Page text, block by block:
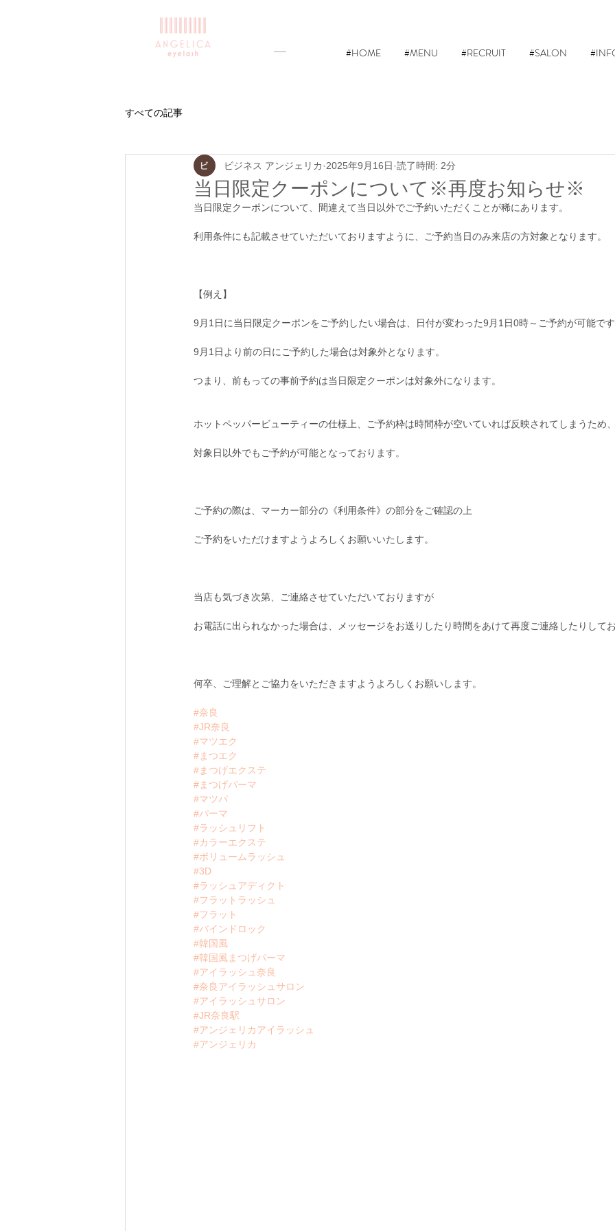
#HOME #MENU #RECRUIT #SALON
すべての記事
当日限定クーポンについて※再度お知らせ※
ビジネス アンジェリカ 2025年9月16日 読了時間: 2分
当日限定クーポンについて、間違えて当日以外でご予約いただくことが稀にあります。
利用条件にも記載させていただいておりますように、ご予約当日のみ来店の方対象となります。
【例え】
9月1日に当日限定クーポンをご予約したい場合は、日付が変わった9月1日0時～ご予約が可能で
9月1日より前の日にご予約した場合は対象外となります。
つまり、前もっての事前予約は当日限定クーポンは対象外になります。
ホットペッパービューティーの仕様上、ご予約枠は時間枠が空いていれば反映されてしまうため
対象日以外でもご予約が可能となっております。
ご予約の際は、マーカー部分の《利用条件》の部分をご確認の上
ご予約をいただけますようよろしくお願いいたします。
当店も気づき次第、ご連絡させていただいておりますが
お電話に出られなかった場合は、メッセージをお送りしたり時間をあけて再度ご連絡したりして
何卒、ご理解とご協力をいただきますようよろしくお願いします。
#奈良
#JR奈良
#マツエク
#まつエク
#まつげエクステ
#まつげパーマ
#マツパ
#パーマ
#ラッシュリフト
#カラーエクステ
#ボリュームラッシュ
#3D
#ラッシュアディクト
#フラットラッシュ
#フラット
#バインドロック
#韓国風
#韓国風まつげパーマ
#アイラッシュ奈良
#奈良アイラッシュサロン
#アイラッシュサロン
#JR奈良駅
#アンジェリカアイラッシュ
#アンジェリカ